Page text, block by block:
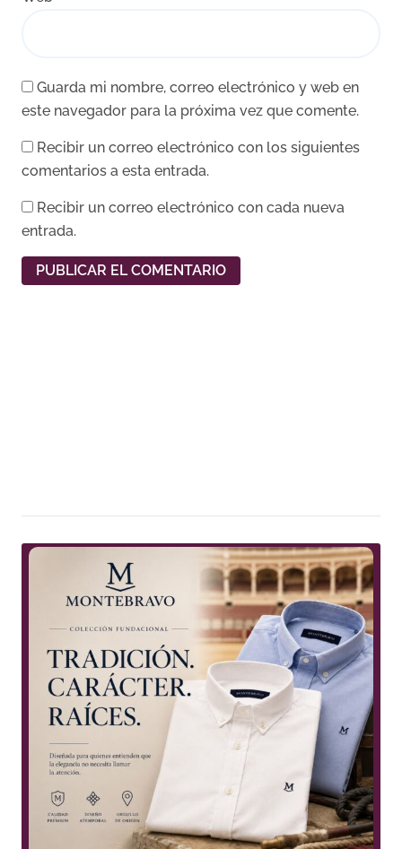
Guarda mi nombre, correo electrónico y web en
este navegador para la próxima vez que comente.
Recibir un correo electrónico con los siguientes
comentarios a esta entrada.
Recibir un correo electrónico con cada nueva
entrada.